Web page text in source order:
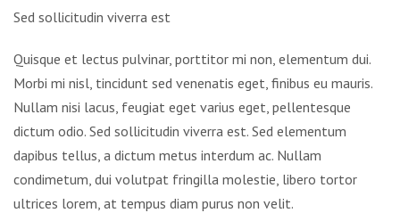
Sed sollicitudin viverra est
Quisque et lectus pulvinar, porttitor mi non, elementum dui.
Morbi mi nisl, tincidunt sed venenatis eget, finibus eu mauris.
Nullam nisi lacus, feugiat eget varius eget, pellentesque
dictum odio. Sed sollicitudin viverra est. Sed elementum
dapibus tellus, a dictum metus interdum ac. Nullam
condimetum, dui volutpat fringilla molestie, libero tortor
ultrices lorem, at tempus diam purus non velit.